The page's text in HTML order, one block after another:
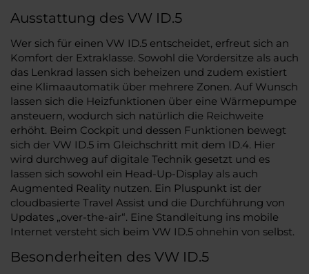
Ausstattung des VW ID.5
Wer sich für einen VW ID.5 entscheidet, erfreut sich an
Komfort der Extraklasse. Sowohl die Vordersitze als auch
das Lenkrad lassen sich beheizen und zudem existiert
eine Klimaautomatik über mehrere Zonen. Auf Wunsch
lassen sich die Heizfunktionen über eine Wärmepumpe
ansteuern, wodurch sich natürlich die Reichweite
erhöht. Beim Cockpit und dessen Funktionen bewegt
sich der VW ID.5 im Gleichschritt mit dem ID.4. Hier
wird durchweg auf digitale Technik gesetzt und es
lassen sich sowohl ein Head-Up-Display als auch
Augmented Reality nutzen. Ein Pluspunkt ist der
cloudbasierte Travel Assist und die Durchführung von
Updates „over-the-air“. Eine Standleitung ins mobile
Internet versteht sich beim VW ID.5 ohnehin von selbst.
Besonderheiten des VW ID.5